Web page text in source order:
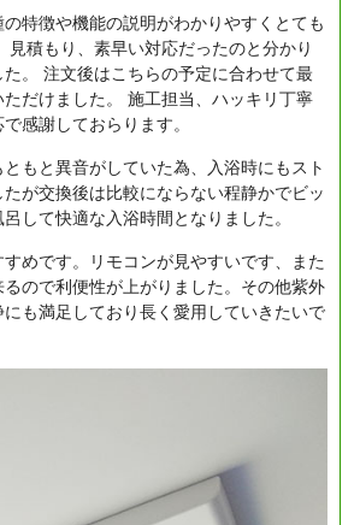
特徴や機能の説明がわかりやすくとても
見積もり、素早い対応だったのと分かり
。
注文後はこちらの予定に合わせて最
だけました。
施工担当、ハッキリ丁寧
感謝しておらります。
もと異音がしていた為、入浴時にもスト
が交換後は比較にならない程静かでビッ
して快適な入浴時間となりました。
めです。リモコンが見やすいです、また
るので利便性が上がりました。その他紫外
も満足しており長く愛用していきたいで